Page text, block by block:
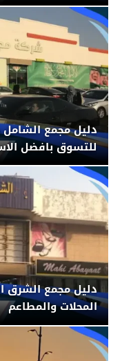
للتسوق بافضل
المحلات والمطاعم